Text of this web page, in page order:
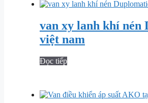
van xy lanh khí nén
việt nam
Đọc tiếp